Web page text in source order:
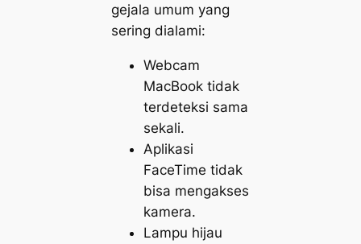
gejala umum yang
sering dialami:
Webcam
MacBook tidak
terdeteksi sama
sekali.
Aplikasi
FaceTime tidak
bisa mengakses
kamera.
Lampu hijau